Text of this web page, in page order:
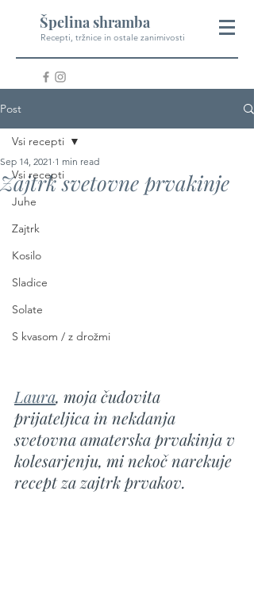
Špelina shramba
Recepti, tržnice in ostale zanimivosti
Post
Vsi recepti
Juhe
Zajtrk
Kosilo
Sladice
Solate
S kvasom / z drožmi
Vsi recepti
Zajtrk svetovne prvakinje
Sep 14, 2021 1 min read
Laura, moja čudovita
prijateljica in nekdanja
svetovna amaterska prvakinja v
kolesarjenju, mi nekoč narekuje
recept za zajtrk prvakov.